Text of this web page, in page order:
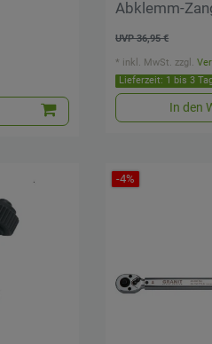
Abklemm-
UVP 36,95 €
Lieferzeit: 1 bis 3
In den
* inkl. MwSt. zzgl.
-4%